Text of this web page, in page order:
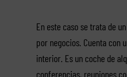
En este caso se trata de
por negocios. Cuenta con
interior. Es un coche de
conferencias, reuniones